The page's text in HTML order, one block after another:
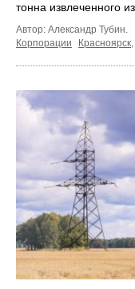
тонна извлеченного
Автор: Александр Тубин.
Корпорации
Красноярск,